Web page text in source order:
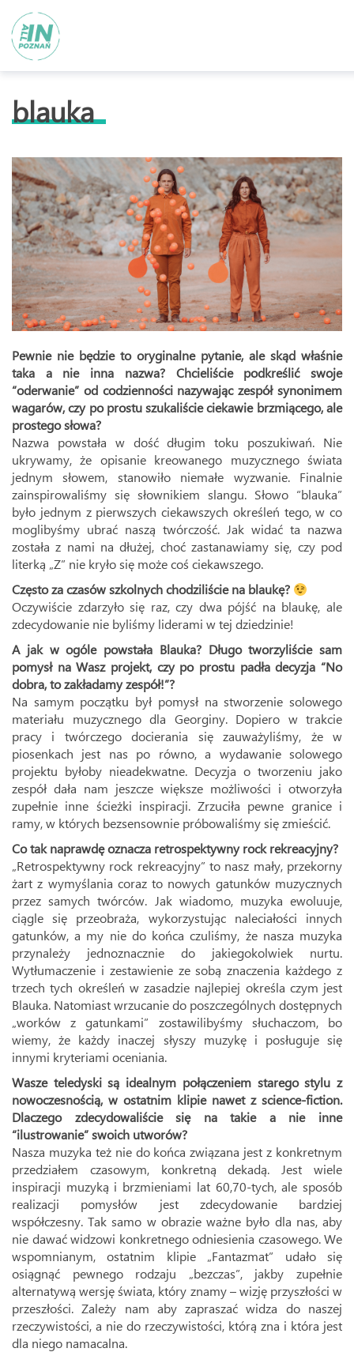
blauka
Pewnie nie będzie to oryginalne pytanie, ale skąd właśnie
taka a nie inna nazwa? Chcieliście podkreślić swoje
“oderwanie” od codzienności nazywając zespół synonimem
wagarów, czy po prostu szukaliście ciekawie brzmiącego, ale
prostego słowa?
Nazwa powstała w dość długim toku poszukiwań. Nie
ukrywamy, że opisanie kreowanego muzycznego świata
jednym słowem, stanowiło niemałe wyzwanie. Finalnie
zainspirowaliśmy się słownikiem slangu. Słowo “blauka”
było jednym z pierwszych ciekawszych określeń tego, w co
moglibyśmy ubrać naszą twórczość. Jak widać ta nazwa
została z nami na dłużej, choć zastanawiamy się, czy pod
literką „Z” nie kryło się może coś ciekawszego.
Często za czasów szkolnych chodziliście na blaukę?
Oczywiście zdarzyło się raz, czy dwa pójść na blaukę, ale
zdecydowanie nie byliśmy liderami w tej dziedzinie!
A jak w ogóle powstała Blauka? Długo tworzyliście sam
pomysł na Wasz projekt, czy po prostu padła decyzja “No
dobra, to zakładamy zespół!”?
Na samym początku był pomysł na stworzenie solowego
materiału muzycznego dla Georginy. Dopiero w trakcie
pracy i twórczego docierania się zauważyliśmy, że w
piosenkach jest nas po równo, a wydawanie solowego
projektu byłoby nieadekwatne. Decyzja o tworzeniu jako
zespół dała nam jeszcze większe możliwości i otworzyła
zupełnie inne ścieżki inspiracji. Zrzuciła pewne granice i
ramy, w których bezsensownie próbowaliśmy się zmieścić.
Co tak naprawdę oznacza retrospektywny rock rekreacyjny?
„Retrospektywny rock rekreacyjny” to nasz mały, przekorny
żart z wymyślania coraz to nowych gatunków muzycznych
przez samych twórców. Jak wiadomo, muzyka ewoluuje,
ciągle się przeobraża, wykorzystując naleciałości innych
gatunków, a my nie do końca czuliśmy, że nasza muzyka
przynależy jednoznacznie do jakiegokolwiek nurtu.
Wytłumaczenie i zestawienie ze sobą znaczenia każdego z
trzech tych określeń w zasadzie najlepiej określa czym jest
Blauka. Natomiast wrzucanie do poszczególnych dostępnych
„worków z gatunkami” zostawilibyśmy słuchaczom, bo
wiemy, że każdy inaczej słyszy muzykę i posługuje się
innymi kryteriami oceniania.
Wasze teledyski są idealnym połączeniem starego stylu z
nowoczesnością, w ostatnim klipie nawet z science-fiction.
Dlaczego zdecydowaliście się na takie a nie inne
“ilustrowanie” swoich utworów?
Nasza muzyka też nie do końca związana jest z konkretnym
przedziałem czasowym, konkretną dekadą. Jest wiele
inspiracji muzyką i brzmieniami lat 60,70-tych, ale sposób
realizacji pomysłów jest zdecydowanie bardziej
współczesny. Tak samo w obrazie ważne było dla nas, aby
nie dawać widzowi konkretnego odniesienia czasowego. We
wspomnianym, ostatnim klipie „Fantazmat” udało się
osiągnąć pewnego rodzaju „bezczas”, jakby zupełnie
alternatywą wersję świata, który znamy – wizję przyszłości w
przeszłości. Zależy nam aby zapraszać widza do naszej
rzeczywistości, a nie do rzeczywistości, którą zna i która jest
dla niego namacalna.